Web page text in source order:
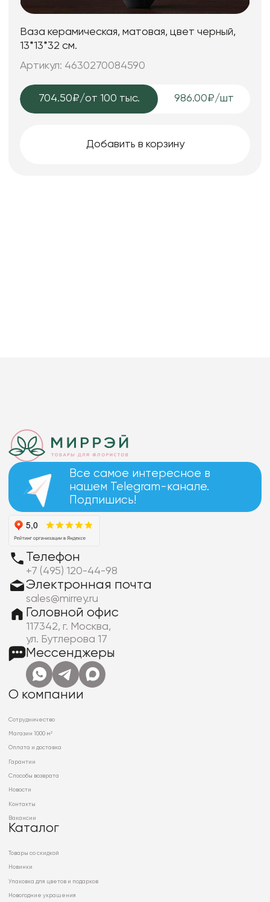
Ваза керамическая, матовая, цвет черный,
13*13*32 см.
Артикул: 4630270084590
704.50₽/от 100 тыс. 986.00₽/шт
Добавить в корзину
Все самое интересное в
нашем Telegram-канале.
Подпишись!
Телефон
+7 (495) 120-44-98
Электронная почта
sales@mirrey.ru
Головной офис
117342, г. Москва,
ул. Бутлерова 17
Мессенджеры
О компании
Сотрудничество
Магазин 1000 м²
Оплата и доставка
Гарантии
Способы возврата
Новости
Контакты
Вакансии
Каталог
Товары со скидкой
Новинки
Упаковка для цветов и подарков
Новогодние украшения